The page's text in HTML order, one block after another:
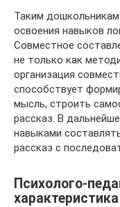
Таким
освоения навыков
Совместное
не только как
организация
способствует
мысль, строить
рассказ. В
навыками
рассказ с
Психолого-